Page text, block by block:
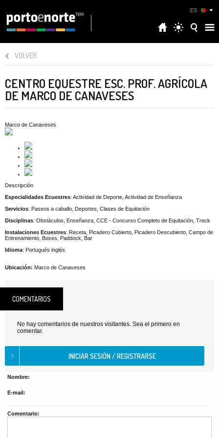
ES
VOLVER
CENTRO EQUESTRE ESC. PROF. AGRÍCOLA
DE MARCO DE CANAVESES
Marco de Canaveses
Descripción
Especialidades Ecuestres: Actividad de Deporte, Actividad de Enseñanza
Servicios: Paseos a caballo, Deportes, Clases de Equitación
Disciplinas: Obstáculos, Enseñanza, CCE - Concurso Completo de Equitación, Treck
Instalaciones Ecuestres: Receta, Picadero Cubierto, Picadero Descubierto, Campo de
Entrenamiento, Boxes, Paddock, Bar
Idioma: Portugués inglés
Ubicación: Marco de Canaveses
COMENTARIOS
No hay comentarios de nuestros visitantes. Sea el primero en
comentar.
Nombre:
E-mail:
Comentario: